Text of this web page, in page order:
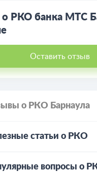
МТС Банк в
Оставить отзыв
о РКО Барнаула
статьи о РКО
вопросы о